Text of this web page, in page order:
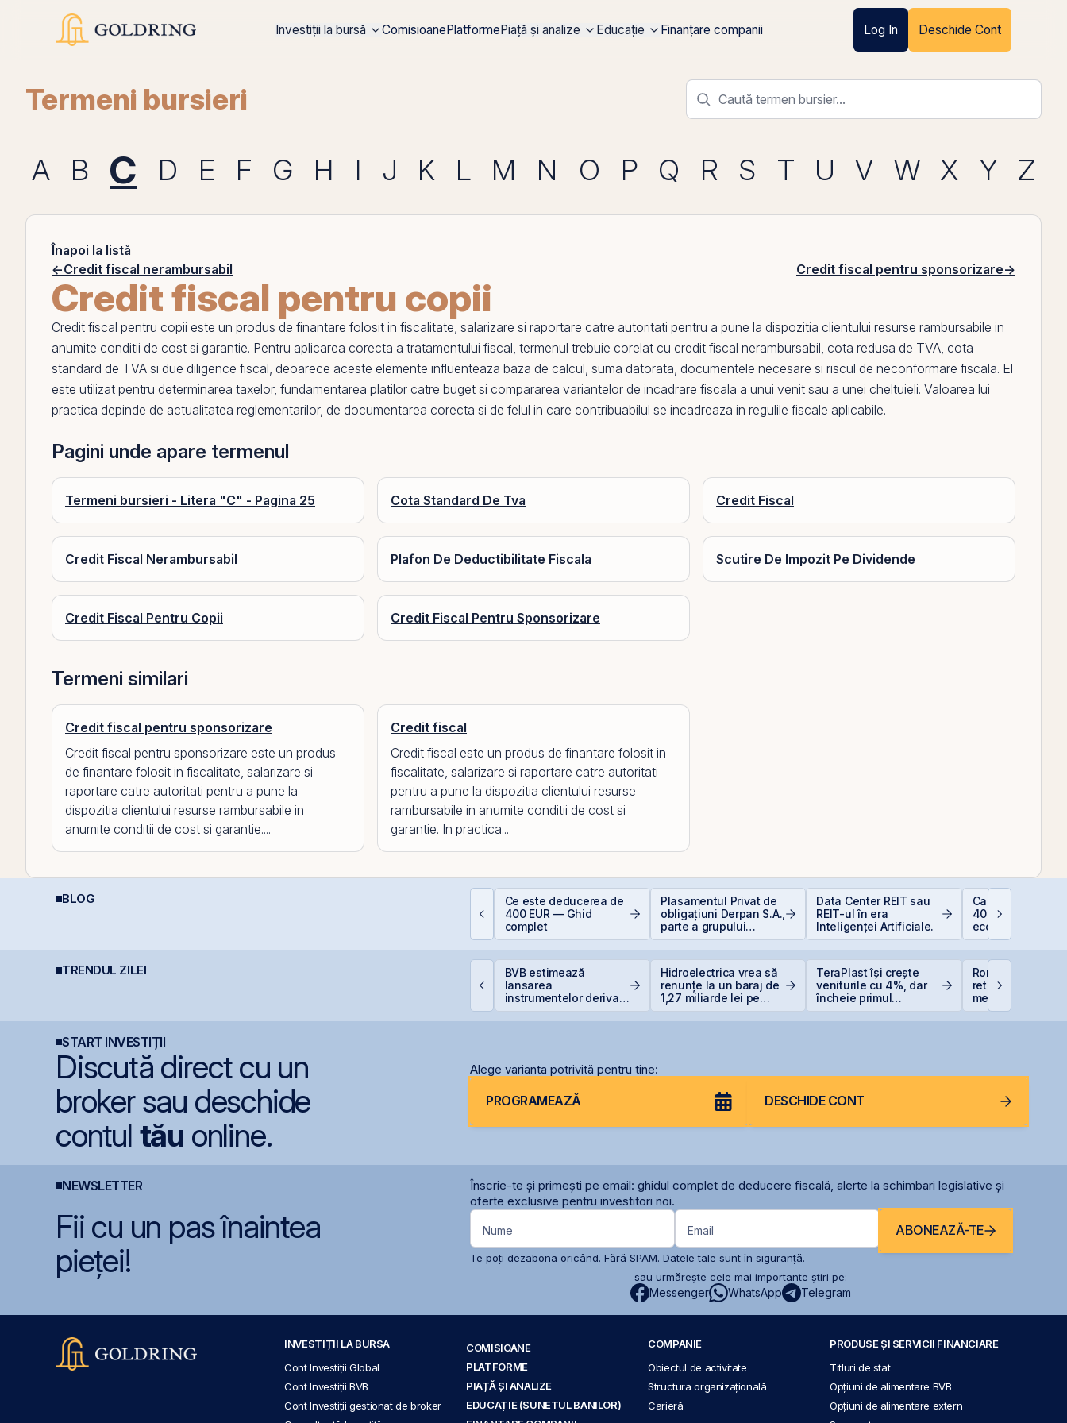
Investiții la bursă ComisioanePlatformePiață și analize Educație Finanțare companii Log In Deschide Cont
Termeni bursieri
A B C D E F G H I J K L M N O P Q R S T U V W X Y Z
Înapoi la listă
←Credit fiscal nerambursabil Credit fiscal pentru sponsorizare→
Credit fiscal pentru copii
Credit fiscal pentru copii este un produs de finantare folosit in fiscalitate, salarizare si raportare catre autoritati pentru a pune la dispozitia clientului resurse rambursabile in
anumite conditii de cost si garantie. Pentru aplicarea corecta a tratamentului fiscal, termenul trebuie corelat cu credit fiscal nerambursabil, cota redusa de TVA, cota
standard de TVA si due diligence fiscal, deoarece aceste elemente influenteaza baza de calcul, suma datorata, documentele necesare si riscul de neconformare fiscala. El
este utilizat pentru determinarea taxelor, fundamentarea platilor catre buget si compararea variantelor de incadrare fiscala a unui venit sau a unei cheltuieli. Valoarea lui
practica depinde de actualitatea reglementarilor, de documentarea corecta si de felul in care contribuabilul se incadreaza in regulile fiscale aplicabile.
Pagini unde apare termenul
Termeni bursieri - Litera "C" - Pagina 25 Cota Standard De Tva Credit Fiscal
Credit Fiscal Nerambursabil Plafon De Deductibilitate Fiscala Scutire De Impozit Pe Dividende
Credit Fiscal Pentru Copii Credit Fiscal Pentru Sponsorizare
Termeni similari
Credit fiscal pentru sponsorizare
Credit fiscal pentru sponsorizare este un produs
de finantare folosit in fiscalitate, salarizare si
raportare catre autoritati pentru a pune la
dispozitia clientului resurse rambursabile in
anumite conditii de cost si garantie....
Credit fiscal
Credit fiscal este un produs de finantare folosit in
fiscalitate, salarizare si raportare catre autoritati
pentru a pune la dispozitia clientului resurse
rambursabile in anumite conditii de cost si
garantie. In practica...
BLOG
Cum funcționează
Ce este deducerea de
400 EUR — Ghid
complet
Plasamentul Privat de
obligațiuni Derpan S.A.,
parte a grupului
Golden Foods Snacks,
Data Center REIT sau
REIT-ul în era
Inteligenței Artificiale.
Calculator
400 EUR — cât
economisești
TRENDUL ZILEI
Moody’s avertizează
BVB estimează
lansarea
instrumentelor derivate
Hidroelectrica vrea să
renunțe la un baraj de
1,27 miliarde lei pe
TeraPlast își crește
veniturile cu 4%, dar
încheie primul
România evită
retrogradarea,
menține ratingul
României la BBB-
START INVESTIȚII
Discută direct cu un
broker sau deschide
contul tău online.
Alege varianta potrivită pentru tine:
PROGRAMEAZĂ DESCHIDE CONT
NEWSLETTER
Înscrie-te și primești pe email: ghidul complet de deducere fiscală, alerte la schimbari legislative și
oferte exclusive pentru investitori noi.
Fii cu un pas înaintea
pieței!
Nume Email ABONEAZĂ-TE
Te poți dezabona oricând. Fără SPAM. Datele tale sunt în siguranță.
sau urmărește cele mai importante știri pe:
Messenger WhatsApp Telegram
INVESTIȚII LA BURSA
Cont Investiții Global
Cont Investiții BVB
Cont Investiții gestionat de broker
COMISIOANE
PLATFORME
PIAȚĂ ȘI ANALIZE
EDUCAȚIE (SUNETUL BANILOR)
COMPANIE
Obiectul de activitate
Structura organizațională
Carieră
PRODUSE ȘI SERVICII FINANCIARE
Titluri de stat
Opțiuni de alimentare BVB
Opțiuni de alimentare extern